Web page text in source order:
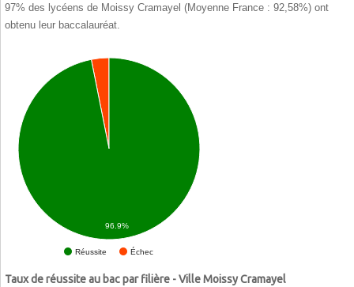
97% des lycéens de Moissy Cramayel (Moyenne France : 92,58%) ont
obtenu leur baccalauréat.
Réussite Échec
96.9%
Taux de réussite au bac par filière - Ville Moissy Cramayel